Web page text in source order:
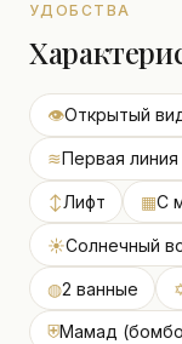
УДОБСТВА
👁Открытый
≋Первая
↕Лифт ▦С
☀Солнечный
◍2 ванные
⛨Мамад